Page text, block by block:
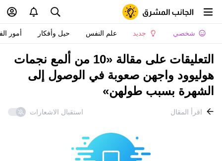
شخصي جديد علم النفس حيل وأفكار أمور
التعليقات على مقالة «10 من ألمع نجمات
هوليوود واجهن صعوبة في الوصول إلى
الشهرة بسبب طولهن»
اقرأ المقال استقبال الاشعارات